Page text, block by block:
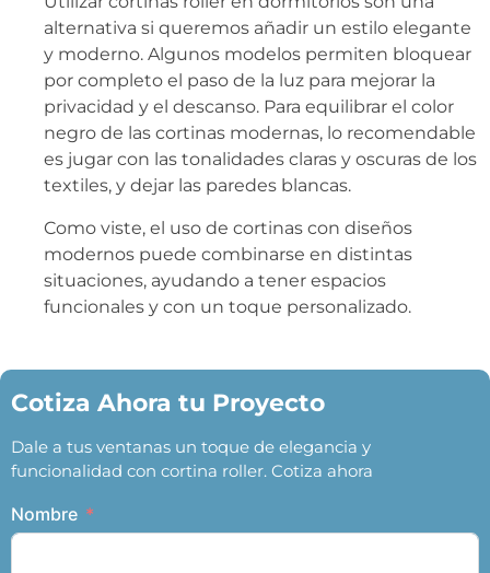
alternativa si queremos añadir un estilo elegante
y moderno. Algunos modelos permiten bloquear
por completo el paso de la luz para mejorar la
privacidad y el descanso. Para equilibrar el color
negro de las cortinas modernas, lo recomendable
es jugar con las tonalidades claras y oscuras de los
textiles, y dejar las paredes blancas.
Como viste, el uso de cortinas con diseños
modernos puede combinarse en distintas
situaciones, ayudando a tener espacios
funcionales y con un toque personalizado.
Cotiza Ahora tu Proyecto
Dale a tus ventanas un toque de elegancia y
funcionalidad con cortina roller. Cotiza ahora
Nombre